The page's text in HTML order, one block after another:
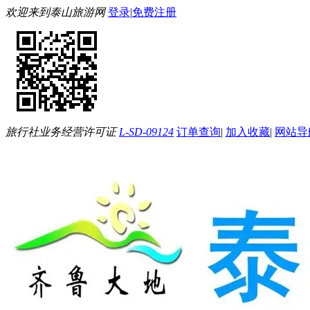
欢迎来到泰山旅游网登录|免费注册
旅行社业务经营许可证L-SD-09124 订单查询| 加入收藏| 网站